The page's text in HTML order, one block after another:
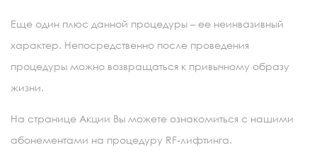
Еще один плюс данной процедуры – ее неинвазивный
характер. Непосредственно после проведения
процедуры можно возвращаться к привычному образу
жизни.
На странице Акции Вы можете ознакомиться с нашими
абонементами на процедуру RF-лифтинга.